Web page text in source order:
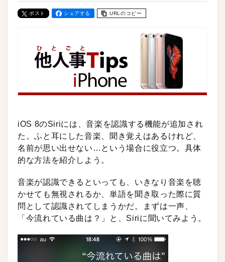
ポスト シェアする URLのコピー
iOS 8のSiriには、音楽を認識する機能が追加され
た。ふと耳にした音楽、聞き覚えはあるけれど、
名前が思い出せない…という場合に役立つ。具体
的な方法を紹介しよう。
音楽が認識できるといっても、いきなり音楽を聴
かせても無視されるか、単語を聞き取った際に質
問として認識されてしまうかだ。まずは一声、
「今流れている曲は？」と、Siriに聞いてみよう。